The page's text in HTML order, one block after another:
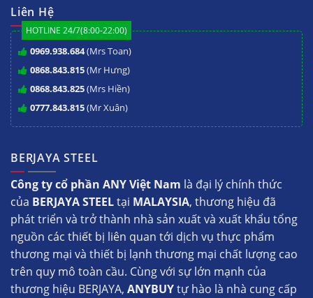
Liên Hệ
HOTLINE 24/7(8:00-22:00)
0969.938.684(Mrs Toan)
0868.843.815(Mr Hưng)
0868.843.825(Mrs Hiền)
0777.843.815(Mr Xuân)
BERJAYA STEEL
Công ty cổ phần ANY Việt Nam là đại lý chính thức
của BERJAYA STEELtại MALAYSIA, thương hiệu đã
phát triển và trở thành nhà sản xuất và xuất khẩu tổng
nguồn các thiết bị liên quan tới dịch vụ thực phẩm
thương mại và thiết bị lạnh thương mại chất lượng cao
trên quy mô toàn cầu. Cùng với sự lớn mạnh của
thương hiệu BERJAYA, ANYBUYtự hào là nhà cung cấp